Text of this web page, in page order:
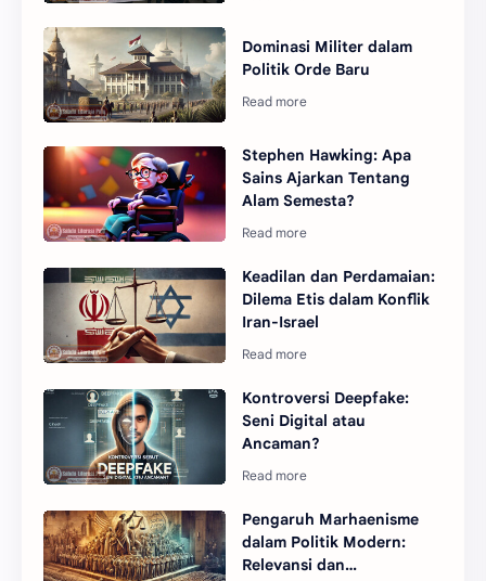
Dominasi Militer dalam
Politik Orde Baru
Stephen Hawking: Apa
Sains Ajarkan Tentang
Alam Semesta?
Keadilan dan Perdamaian:
Dilema Etis dalam Konflik
Iran-Israel
Kontroversi Deepfake:
Seni Digital atau
Ancaman?
Pengaruh Marhaenisme
dalam Politik Modern:
Relevansi dan